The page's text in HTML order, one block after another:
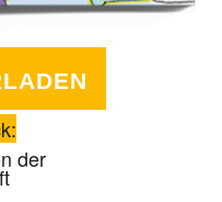
der